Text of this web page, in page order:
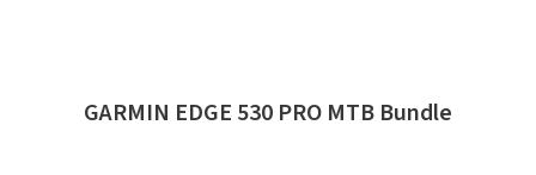
GARMIN EDGE 530 PRO MTB Bundle